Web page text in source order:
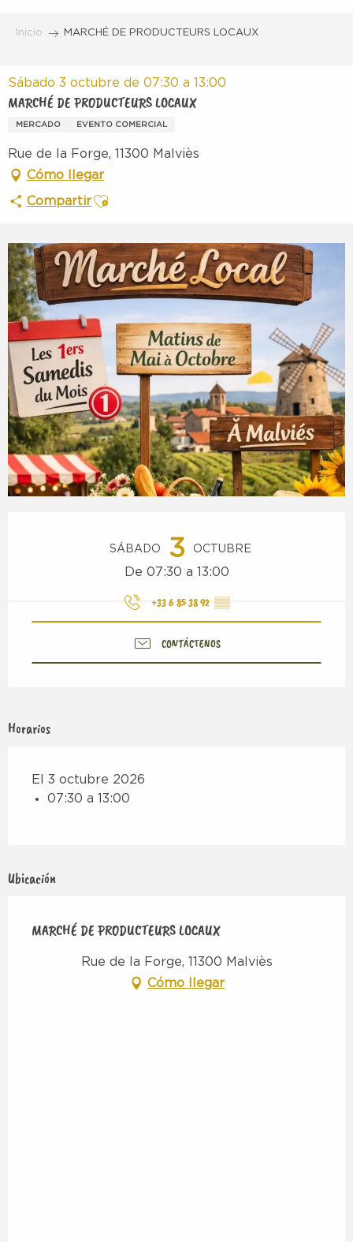
Inicio MARCHÉ DE PRODUCTEURS LOCAUX
Sábado 3 octubre de 07:30 a 13:00
MARCHÉ DE PRODUCTEURS LOCAUX
MERCADO EVENTO COMERCIAL
Rue de la Forge, 11300 Malviès
Cómo llegar
CompartirAjouter aux favoris
SÁBADO 3 OCTUBRE
De 07:30 a 13:00
+33 6 85 38 92 ▒▒
CONTÁCTENOS
Horarios
El 3 octubre 2026
07:30 a 13:00
Ubicación
MARCHÉ DE PRODUCTEURS LOCAUX
Rue de la Forge, 11300 Malviès
Cómo llegar